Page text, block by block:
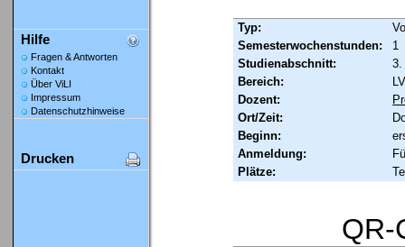
Hilfe
Fragen & Antworten
Kontakt
Über ViLI
Impressum
Datenschutzhinweise
Drucken
Typ:
Semesterwochenstunden:
1
Studienabschnitt:
3.
Bereich:
Dozent:
Ort/Zeit:
Beginn:
Anmeldung:
Plätze:
QR-